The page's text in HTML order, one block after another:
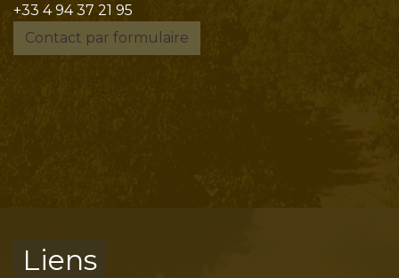
+33 4 94 37 21 95
Contact par formulaire
Liens